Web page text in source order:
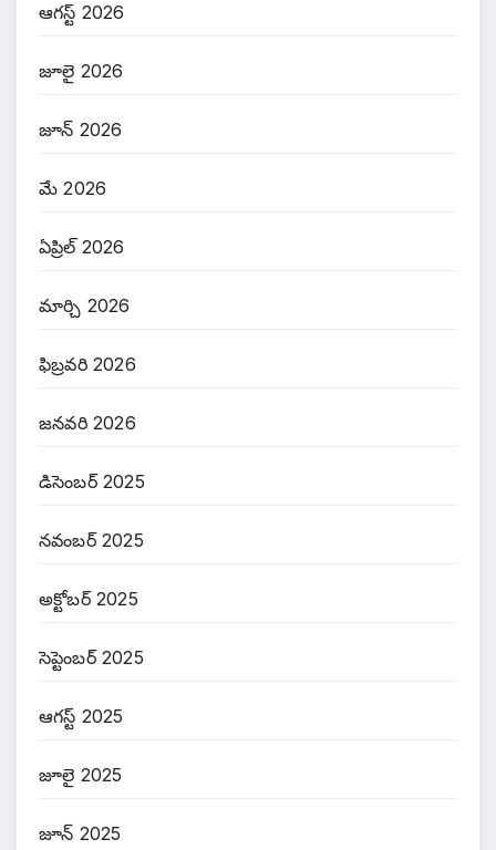
ఆగస్ట్ 2026
జూలై 2026
జూన్ 2026
మే 2026
ఏప్రిల్ 2026
మార్చి 2026
ఫిబ్రవరి 2026
జనవరి 2026
డిసెంబర్ 2025
నవంబర్ 2025
అక్టోబర్ 2025
సెప్టెంబర్ 2025
ఆగస్ట్ 2025
జూలై 2025
జూన్ 2025